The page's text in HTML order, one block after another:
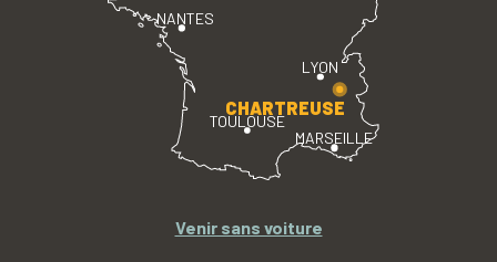
LYON
TOULOUSE
MARSEILLE
NANTES
CHARTREUSE
Venir sans voiture